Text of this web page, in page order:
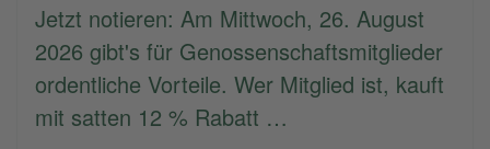
Jetzt notieren: Am Mittwoch, 26. August
2026 gibt's für Genossenschaftsmitglieder
ordentliche Vorteile. Wer Mitglied ist, kauft
mit satten 12 % Rabatt …